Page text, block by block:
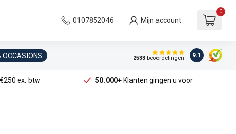
0107852046 Mijn account
0
OCCASIONS 2533beoordelingen 9.1
ex. btw 50.000+Klanten gingen u voor